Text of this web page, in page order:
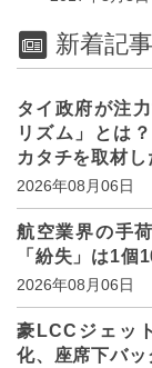
新着記事
タイ政府が注
リズム」とは
カタチを取材し
2026年08月06日
航空業界の手
「紛失」は1
2026年08月06日
豪LCCジェッ
化、座席下バ